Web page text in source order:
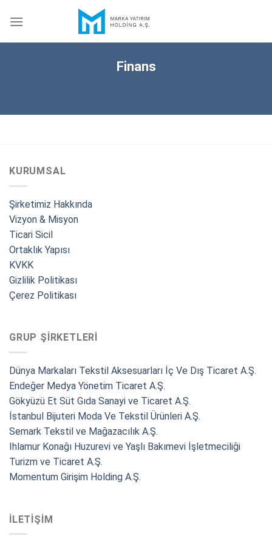
Finans
KURUMSAL
Şirketimiz Hakkında
Vizyon & Misyon
Ticari Sicil
Ortaklık Yapısı
KVKK
Gizlilik Politikası
Çerez Politikası
GRUP ŞIRKETLERI
Dünya Markaları Tekstil Aksesuarları İç Ve Dış Ticaret A.Ş.
Endeğer Medya Yönetim Ticaret A.Ş.
Gökyüzü Et Süt Gıda Sanayi ve Ticaret A.Ş.
İstanbul Bijuteri Moda Ve Tekstil Ürünleri A.Ş.
Semark Tekstil ve Mağazacılık A.Ş.
Ihlamur Konağı Huzurevi ve Yaşlı Bakımevi İşletmeciliği
Turizm ve Ticaret A.Ş.
Momentum Girişim Holding A.Ş.
İLETIŞIM